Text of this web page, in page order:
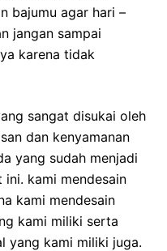
bajumu agar hari –
jangan sampai
karena tidak
sangat disukai oleh
dan kenyamanan
yang sudah menjadi
kami mendesain
kami mendesain
kami miliki serta
yang kami miliki juga.